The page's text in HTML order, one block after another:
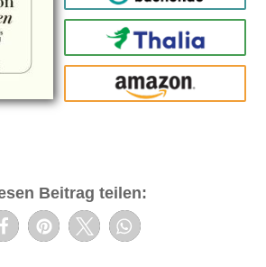
Thalia
amazon
Beitrag teilen: